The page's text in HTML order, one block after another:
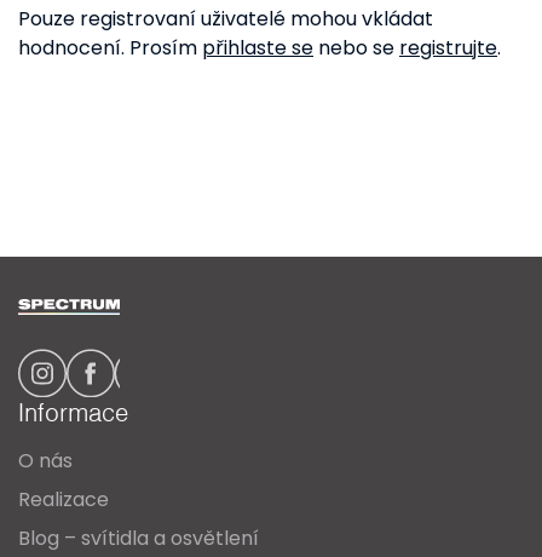
Pouze registrovaní uživatelé mohou vkládat
hodnocení. Prosím přihlaste se nebo se registrujte.
Informace
O nás
Realizace
Blog – svítidla a osvětlení